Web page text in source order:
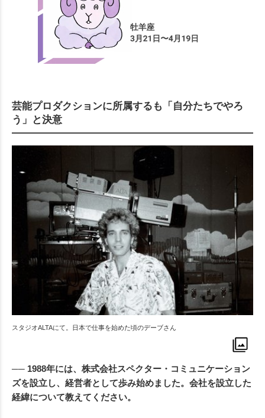
芸能プロダクションに所属するも「自分たちでやろ
う」と決意
スタジオALTAにて。日本で仕事を始めた頃のデーブさん
── 1988年には、株式会社スペクター・コミュニケーション
ズを設立し、経営者として歩み始めました。会社を設立した
経緯について教えてください。